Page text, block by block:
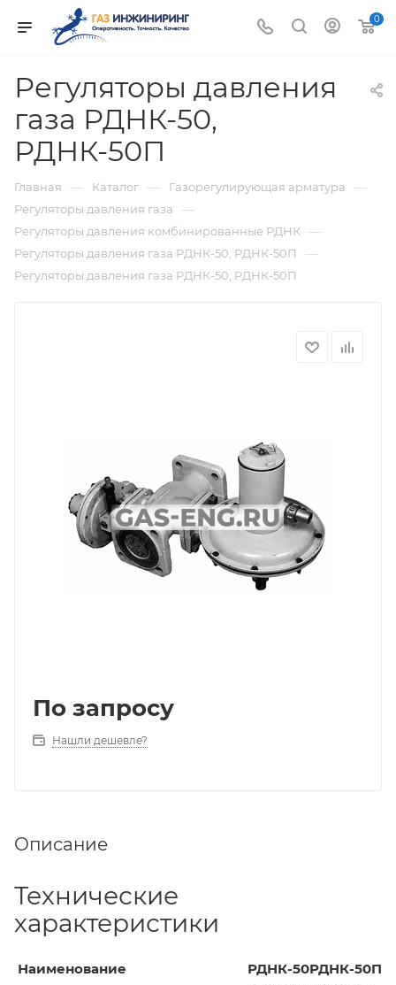
0
Регуляторы давления
газа РДНК-50,
РДНК-50П
Главная — Каталог — Газорегулирующая арматура —
Регуляторы давления газа —
Регуляторы давления комбинированные РДНК —
Регуляторы давления газа РДНК-50, РДНК-50П —
Регуляторы давления газа РДНК-50, РДНК-50П
По запросу
Нашли дешевле?
Описание
Технические
характеристики
Наименование РДНК-50РДНК-50П